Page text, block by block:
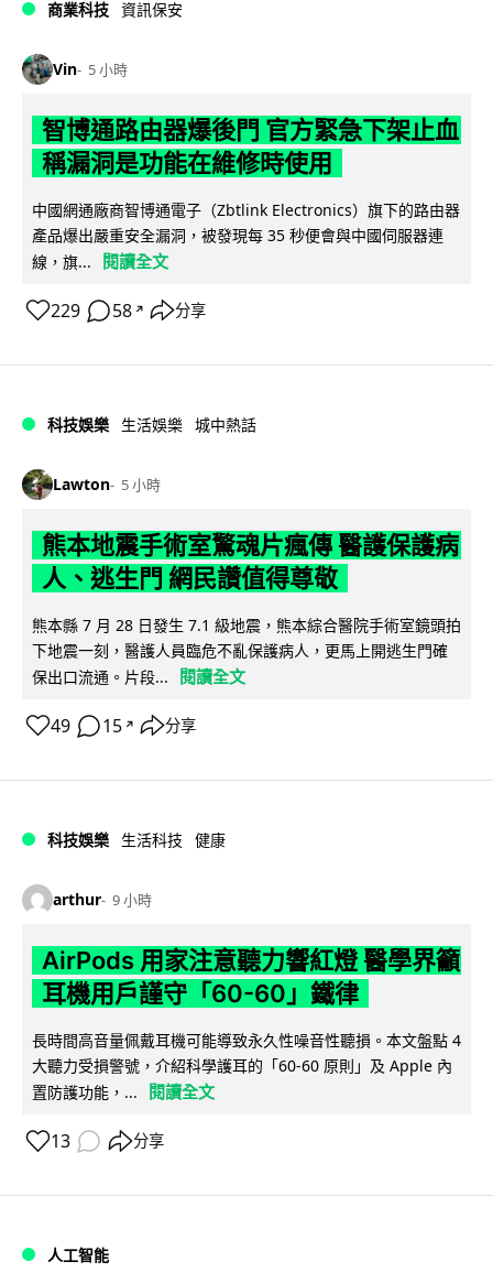
商業科技 資訊保安
Vin 5 小時
智博通路由器爆後門 官方緊急下架止血
稱漏洞是功能在維修時使用
中國網通廠商智博通電子（Zbtlink Electronics）旗下的路由器
產品爆出嚴重安全漏洞，被發現每 35 秒便會與中國伺服器連
線，旗...
閱讀全文
229 58 ↗ 分享
科技娛樂 生活娛樂 城中熱話
Lawton 5 小時
熊本地震手術室驚魂片瘋傳 醫護保護病
人、逃生門 網民讚值得尊敬
熊本縣 7 月 28 日發生 7.1 級地震，熊本綜合醫院手術室鏡頭拍
下地震一刻，醫護人員臨危不亂保護病人，更馬上開逃生門確
保出口流通。片段...
閱讀全文
49 15 ↗ 分享
科技娛樂 生活科技 健康
arthur 9 小時
AirPods 用家注意聽力響紅燈 醫學界籲
耳機用戶謹守「60-60」鐵律
長時間高音量佩戴耳機可能導致永久性噪音性聽損。本文盤點 4
大聽力受損警號，介紹科學護耳的「60-60 原則」及 Apple 內
置防護功能，...
閱讀全文
13 分享
人工智能